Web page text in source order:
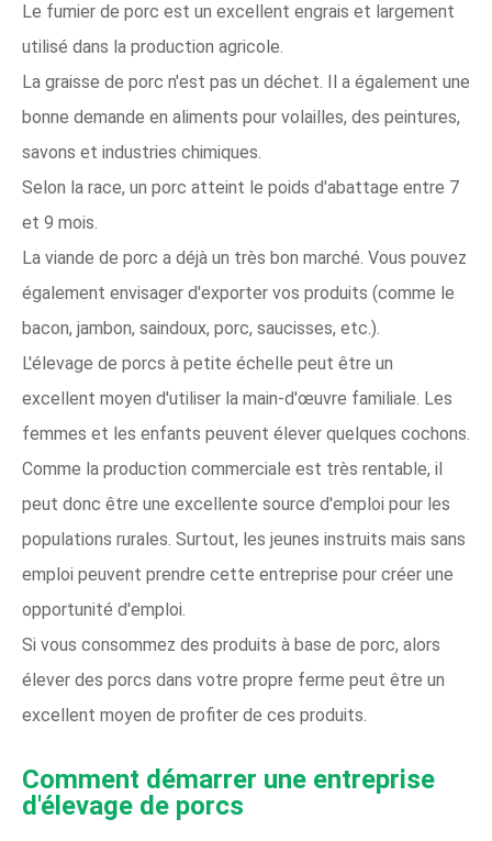
Le fumier de porc est un excellent engrais et largement
utilisé dans la production agricole.
La graisse de porc n'est pas un déchet. Il a également une
bonne demande en aliments pour volailles, des peintures,
savons et industries chimiques.
Selon la race, un porc atteint le poids d'abattage entre 7
et 9 mois.
La viande de porc a déjà un très bon marché. Vous pouvez
également envisager d'exporter vos produits (comme le
bacon, jambon, saindoux, porc, saucisses, etc.).
L'élevage de porcs à petite échelle peut être un
excellent moyen d'utiliser la main-d'œuvre familiale. Les
femmes et les enfants peuvent élever quelques cochons.
Comme la production commerciale est très rentable, il
peut donc être une excellente source d'emploi pour les
populations rurales. Surtout, les jeunes instruits mais sans
emploi peuvent prendre cette entreprise pour créer une
opportunité d'emploi.
Si vous consommez des produits à base de porc, alors
élever des porcs dans votre propre ferme peut être un
excellent moyen de profiter de ces produits.
Comment démarrer une entreprise
d'élevage de porcs